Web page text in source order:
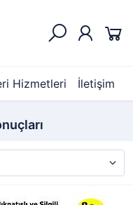
Hizmetleri İletişim